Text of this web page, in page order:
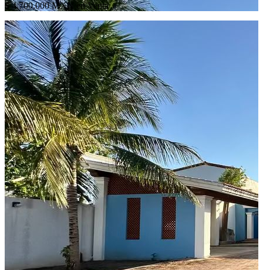
$ 4,700,000 MXN en Venta